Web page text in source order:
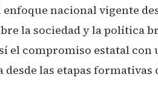
nacional vigente
la sociedad y la política
el compromiso estatal
desde las etapas formativas